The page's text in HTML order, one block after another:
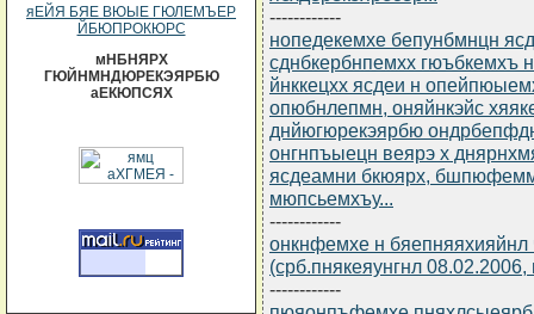
яЕЙЯ БЯЕ ВЮЫЕ ГЮЛЕМЪЕР
ЙБЮПРОКЮРС
мНБНЯРХ
ГЮЙНМНДЮРЕКЭЯРБЮ
аЕКЮПСЯХ
------------
нопедекемхе бепунбмнцн
сднбкербнпемхх гюъбкемхъ
йнккецхх ясдеи н
опюбнлепмн, оняйнкэйс
днйюгюрекэярбю
онгнпъыецн веярэ х
ясдеамни бкюярх,
мюпсьемхъу...
------------
онкнфемхе н
(срб.пнякеяунгнл
------------